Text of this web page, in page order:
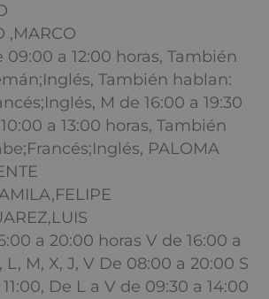
,MARCO
09:00 a 12:00 horas, También
También hablan:
M de 16:00 a 19:30
a 13:00 horas, También
PALOMA
a 20:00 horas V de 16:00 a
L, M, X, J, V De 08:00 a 20:00 S
De L a V de 09:30 a 14:00